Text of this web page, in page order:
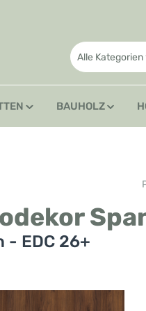
Alle Kategorien
BAUHOLZ
- EDC 26+